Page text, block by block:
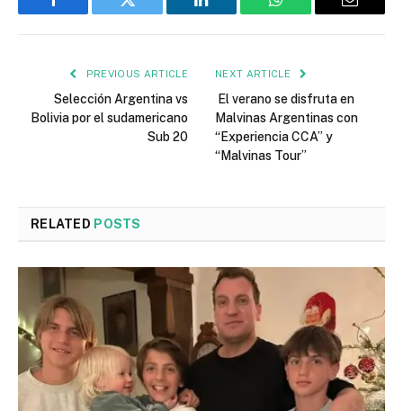
Facebook Twitter LinkedIn WhatsApp Email
PREVIOUS ARTICLE
Selección Argentina vs
Bolivia por el sudamericano
Sub 20
NEXT ARTICLE
El verano se disfruta en
Malvinas Argentinas con
“Experiencia CCA” y
“Malvinas Tour”
RELATED POSTS